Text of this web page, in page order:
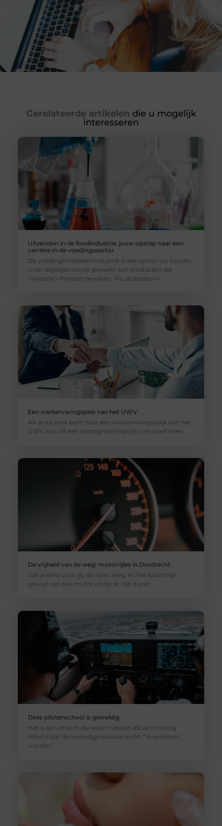
Gerelateerde artikelen die u mogelijk
interesseren
Uitzenden in de foodindustrie: jouw opstap naar een
carrière in de voedingssector
De voedingsmiddelenindustrie is een sector vol kansen,
waar dagelijks wordt gewerkt aan producten die
miljoenen mensen bereiken. Via uitzenden in
Een werkervaringsplek van het UWV
Als je op zoek bent naar een werkervaringsplek van het
UWV, kan dit een belangrijke stap zijn om jezelf weer
De vrijheid van de weg: motorrijles in Dordrecht
Stel je eens voor: jij, de open weg, en het krachtige
gevoel van een motor onder je. Dit is wat
Deze pilotenschool is geweldig
Het is een droom die velen hebben als ze omhoog
kijken naar de oneindige blauwe lucht: “Ik wil piloot
worden”.